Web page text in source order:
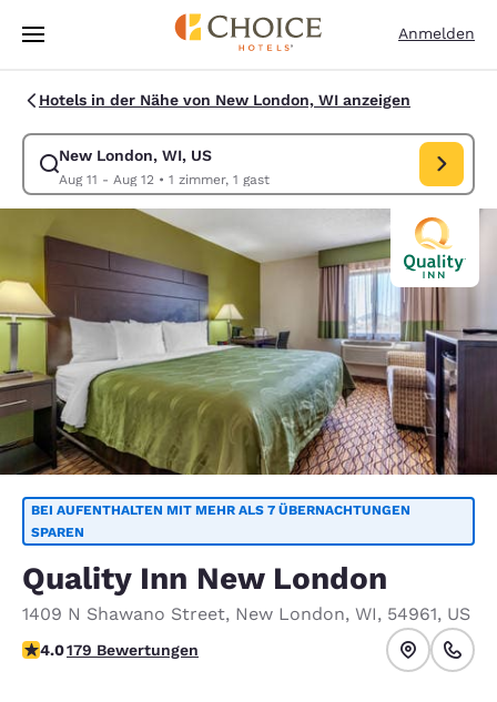
Weiter Zu Hauptinhalt
Anmelden
Hotels in der Nähe von New London, WI anzeigen
New London, WI, US
Aug 11 - Aug 12• 1 zimmer, 1 gast
Suche für New London, WI, US ändern. Check-in-Datum Aug 11,
BEI AUFENTHALTEN MIT MEHR ALS 7 ÜBERNACHTUNGEN
SPAREN
Quality Inn New London
1409 N Shawano Street, New London, WI, 54961, US
4.03-Sterne-Bewertung. Sehr gut.
4.0179 Bewertungen